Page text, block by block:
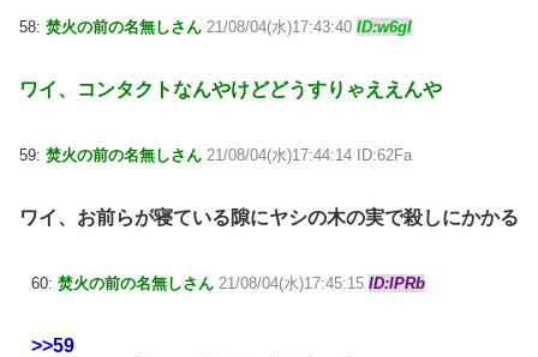
58: 焚火の前の名無しさん 21/08/04(水)17:43:40 ID:w6gI
ワイ、コンタクトなんやけどどうすりゃええんや
59: 焚火の前の名無しさん 21/08/04(水)17:44:14 ID:62Fa
ワイ、お前らが寝ている隙にヤシの木の実で殺しにかかる
60: 焚火の前の名無しさん 21/08/04(水)17:45:15 ID:IPRb
>>59